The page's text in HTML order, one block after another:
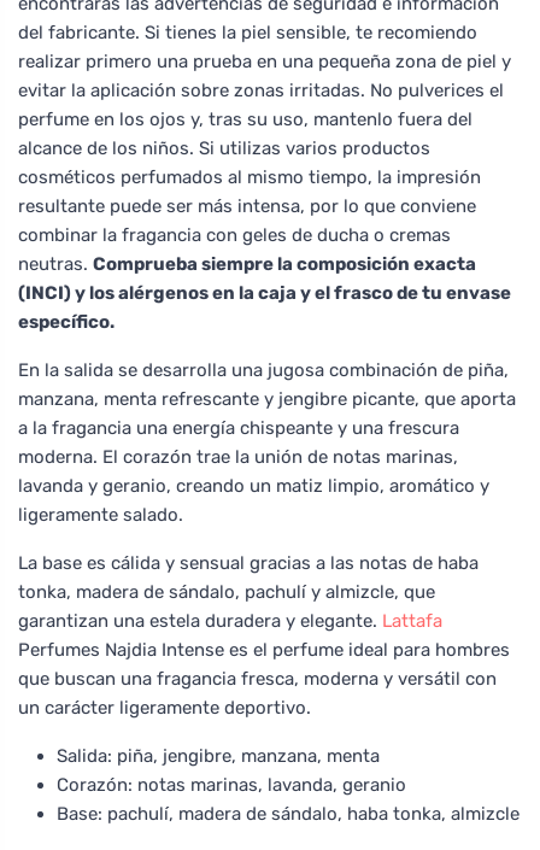
del fabricante. Si tienes la piel sensible, te recomiendo
realizar primero una prueba en una pequeña zona de piel y
evitar la aplicación sobre zonas irritadas. No pulverices el
perfume en los ojos y, tras su uso, mantenlo fuera del
alcance de los niños. Si utilizas varios productos
cosméticos perfumados al mismo tiempo, la impresión
resultante puede ser más intensa, por lo que conviene
combinar la fragancia con geles de ducha o cremas
neutras. Comprueba siempre la composición exacta
(INCI) y los alérgenos en la caja y el frasco de tu envase
específico.
En la salida se desarrolla una jugosa combinación de piña,
manzana, menta refrescante y jengibre picante, que aporta
a la fragancia una energía chispeante y una frescura
moderna. El corazón trae la unión de notas marinas,
lavanda y geranio, creando un matiz limpio, aromático y
ligeramente salado.
La base es cálida y sensual gracias a las notas de haba
tonka, madera de sándalo, pachulí y almizcle, que
garantizan una estela duradera y elegante. Lattafa
Perfumes Najdia Intense es el perfume ideal para hombres
que buscan una fragancia fresca, moderna y versátil con
un carácter ligeramente deportivo.
Salida: piña, jengibre, manzana, menta
Corazón: notas marinas, lavanda, geranio
Base: pachulí, madera de sándalo, haba tonka, almizcle